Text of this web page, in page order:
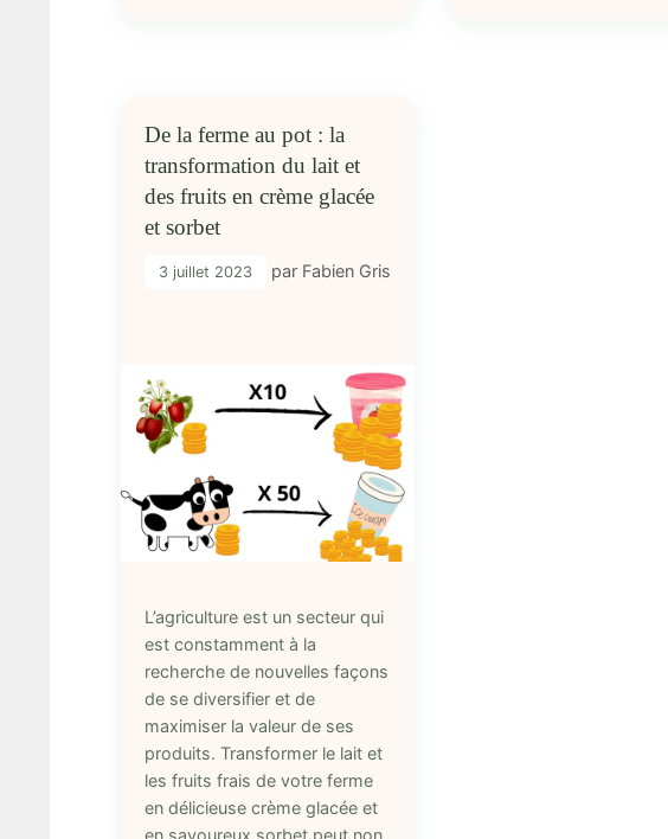
De la ferme au pot : la
transformation du lait et
des fruits en crème glacée
et sorbet
3 juillet 2023 par Fabien Gris
L’agriculture est un secteur qui
est constamment à la
recherche de nouvelles façons
de se diversifier et de
maximiser la valeur de ses
produits. Transformer le lait et
les fruits frais de votre ferme
en délicieuse crème glacée et